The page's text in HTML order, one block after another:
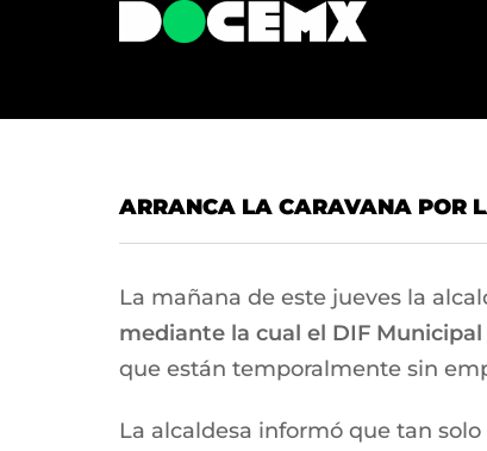
ARRANCA LA CARAVANA POR
La mañana de este jueves la
mediante la cual el DIF Municipal
que están temporalmente sin
La alcaldesa informó que tan